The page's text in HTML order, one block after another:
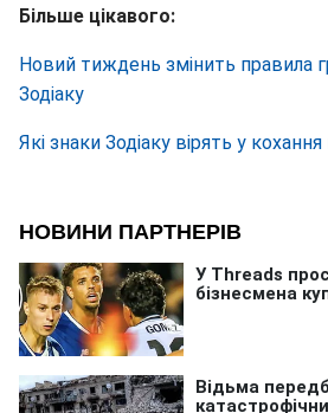
Більше цікавого:
Новий тиждень змінить правила
Зодіаку
Які знаки Зодіаку вірять у